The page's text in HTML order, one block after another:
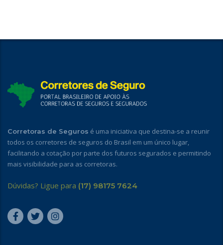
Corretoras de Seguros é uma iniciativa que destina-se a reunir
todos os corretores de seguros do Brasil em um único lugar,
facilitando a cotação por parte dos futuros segurados e permitindo
mais visibilidade para as corretoras.
Dúvidas? Ligue para (17) 98175 7624